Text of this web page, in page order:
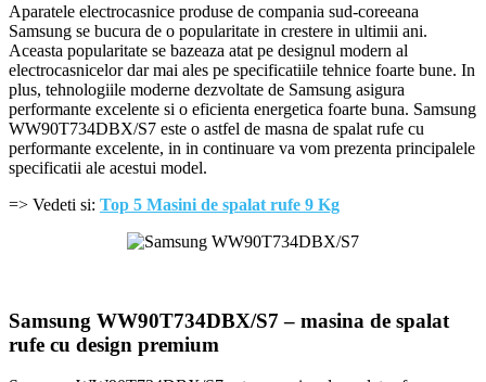
Aparatele electrocasnice produse de compania sud-coreeana
Samsung se bucura de o popularitate in crestere in ultimii ani.
Aceasta popularitate se bazeaza atat pe designul modern al
electrocasnicelor dar mai ales pe specificatiile tehnice foarte bune. In
plus, tehnologiile moderne dezvoltate de Samsung asigura
performante excelente si o eficienta energetica foarte buna. Samsung
WW90T734DBX/S7 este o astfel de masna de spalat rufe cu
performante excelente, in in continuare va vom prezenta principalele
specificatii ale acestui model.
=> Vedeti si: Top 5 Masini de spalat rufe 9 Kg
Samsung WW90T734DBX/S7 – masina de spalat
rufe cu design premium